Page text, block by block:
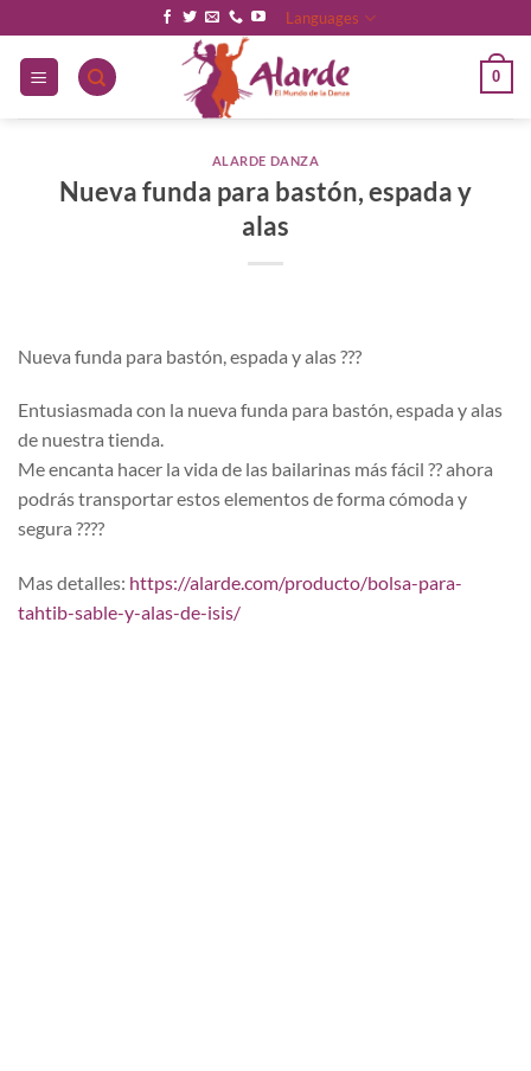
al
contenido
Languages
0
ALARDE DANZA
Nueva funda para bastón, espada y
alas
Nueva funda para bastón, espada y alas ???
Entusiasmada con la nueva funda para bastón, espada y alas
de nuestra tienda.
Me encanta hacer la vida de las bailarinas más fácil ?? ahora
podrás transportar estos elementos de forma cómoda y
segura ????
Mas detalles: https://alarde.com/producto/bolsa-para-
tahtib-sable-y-alas-de-isis/